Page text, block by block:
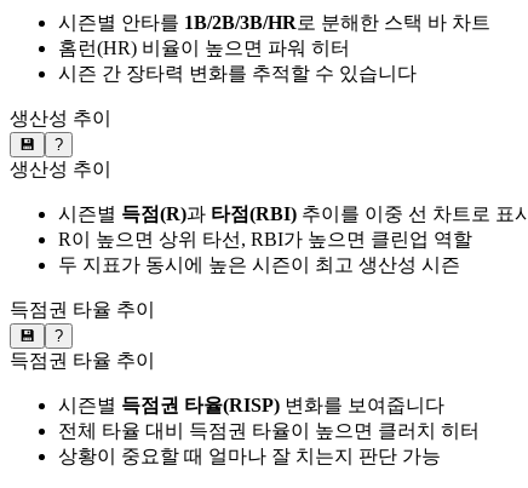
시즌별 안타를 1B/2B/3B/HR로 분해한 스택 바 차트
홈런(HR) 비율이 높으면 파워 히터
시즌 간 장타력 변화를 추적할 수 있습니다
생산성 추이
💾 ?
생산성 추이
시즌별 득점(R)과 타점(RBI) 추이를 이중 선 차트로 표시
R이 높으면 상위 타선, RBI가 높으면 클린업 역할
두 지표가 동시에 높은 시즌이 최고 생산성 시즌
득점권 타율 추이
💾 ?
득점권 타율 추이
시즌별 득점권 타율(RISP) 변화를 보여줍니다
전체 타율 대비 득점권 타율이 높으면 클러치 히터
상황이 중요할 때 얼마나 잘 치는지 판단 가능